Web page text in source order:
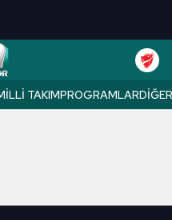
TAKIMPROGRAMLARDIĞER